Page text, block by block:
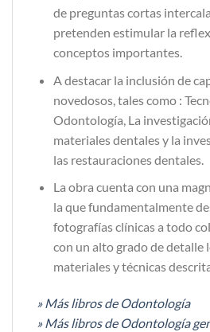
de preguntas cortas
pretenden estimular la
conceptos importantes.
A destacar la inclusión de
novedosos, tales como :
Odontología, La
materiales dentales y la
las restauraciones dentales.
La obra cuenta con una
la que fundamentalmente
fotografías clínicas a todo
con un alto grado de detalle
materiales y técnicas
» Más libros de Odontología
» Más libros de Odontología